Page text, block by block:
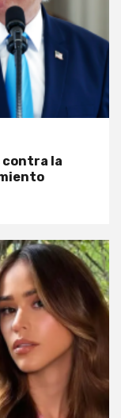
contra la